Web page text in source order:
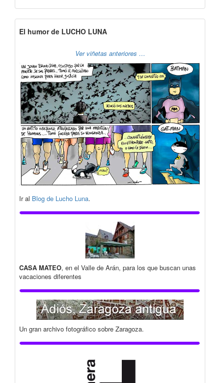
El humor de LUCHO LUNA
Ver viñetas anteriores …
Ir al Blog de Lucho Luna.
CASA MATEO, en el Valle de Arán, para los que buscan unas
vacaciones diferentes
Un gran archivo fotográfico sobre Zaragoza.